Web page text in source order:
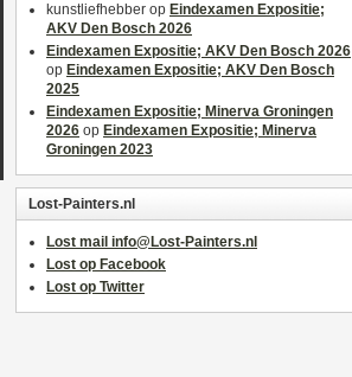
kunstliefhebber op Eindexamen Expositie;
AKV Den Bosch 2026
Eindexamen Expositie; AKV Den Bosch 2026
op Eindexamen Expositie; AKV Den Bosch
2025
Eindexamen Expositie; Minerva Groningen
2026 op Eindexamen Expositie; Minerva
Groningen 2023
Lost-Painters.nl
Lost mail info@Lost-Painters.nl
Lost op Facebook
Lost op Twitter